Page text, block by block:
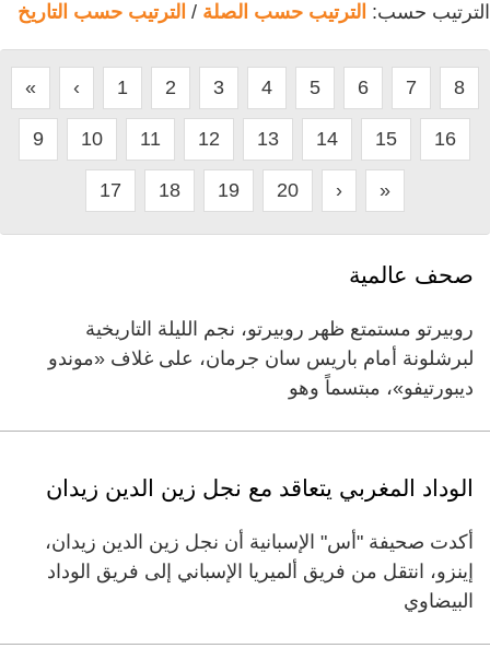
الترتيب حسب: الترتيب حسب الصلة / الترتيب حسب التاريخ
« ‹ 1 2 3 4 5 6 7 8
9 10 11 12 13 14 15 16
17 18 19 20 › »
صحف عالمية
روبيرتو مستمتع ظهر روبيرتو، نجم الليلة التاريخية
لبرشلونة أمام باريس سان جرمان، على غلاف «موندو
ديبورتيفو»، مبتسماً وهو
الوداد المغربي يتعاقد مع نجل زين الدين زيدان
أكدت صحيفة "أس" الإسبانية أن نجل زين الدين زيدان،
إينزو، انتقل من فريق ألميريا الإسباني إلى فريق الوداد
البيضاوي